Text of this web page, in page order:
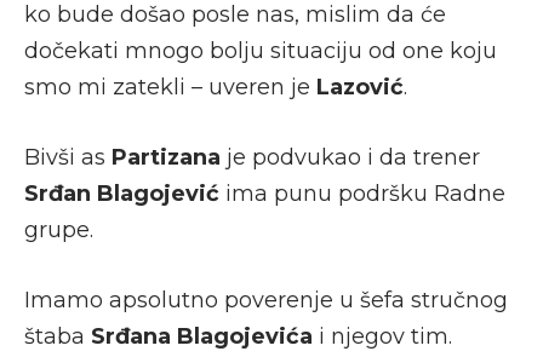
ko bude došao posle nas, mislim da će
dočekati mnogo bolju situaciju od one koju
smo mi zatekli – uveren je Lazović.
Bivši as Partizana je podvukao i da trener
Srđan Blagojević ima punu podršku Radne
grupe.
Imamo apsolutno poverenje u šefa stručnog
štaba Srđana Blagojevića i njegov tim.